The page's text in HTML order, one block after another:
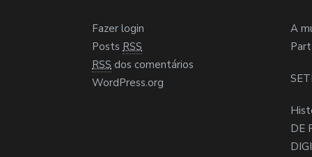
Fazer login
Posts RSS
RSS dos comentários
WordPress.org
A
DE